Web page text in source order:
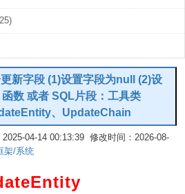
新字段 (1)设置字段为null (2)设
数 或者 SQL片段：工具类
、UpdateChain
04-14 00:13:39 修改时间：2026-08-
架/系统